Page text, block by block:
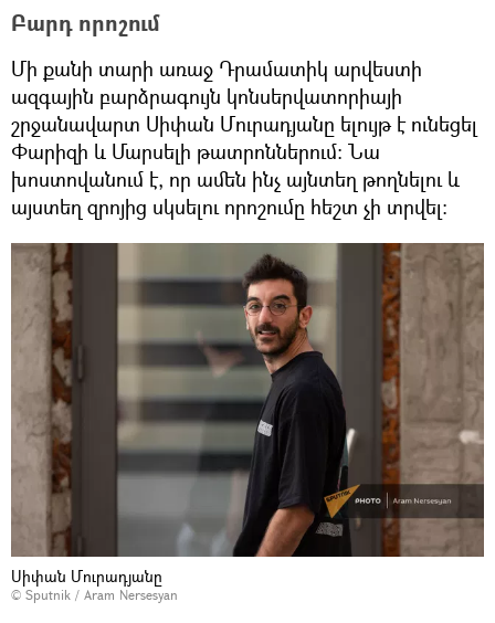
Բարդ որոշում
Մի քանի տարի առաջ Դրամատիկ արվեստի
ազգային բարձրագույն կոնսերվատորիայի
շրջանավարտ Սիփան Մուրադյանը ելույթ է ունեցել
Փարիզի և Մարսելի թատրոններում։ Նա
խոստովանում է, որ ամեն ինչ այնտեղ թողնելու և
այստեղ զրոյից սկսելու որոշումը հեշտ չի տրվել։
Սիփան Մուրադյանը
© Sputnik / Aram Nersesyan